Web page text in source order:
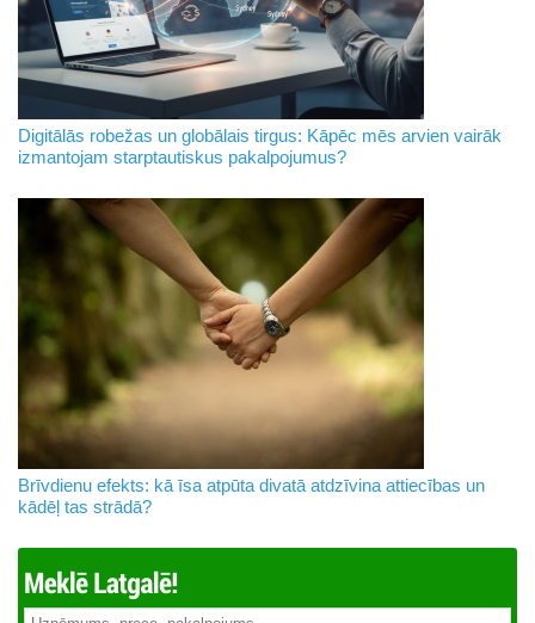
Digitālās robežas un globālais tirgus: Kāpēc mēs arvien vairāk
izmantojam starptautiskus pakalpojumus?
Brīvdienu efekts: kā īsa atpūta divatā atdzīvina attiecības un
kādēļ tas strādā?